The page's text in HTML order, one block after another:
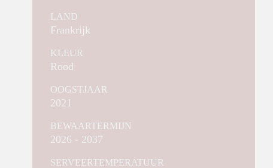
LAND
Frankrijk
KLEUR
Rood
OOGSTJAAR
2021
BEWAARTERMIJN
2026 - 2037
SERVEERTEMPERATUUR